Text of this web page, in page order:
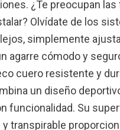
¿Te preocupan las
Olvídate de los
simplemente
agarre cómodo y
cuero resistente y
un diseño
funcionalidad. Su
transpirable